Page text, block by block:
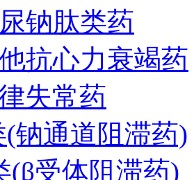
钠肽类药
抗心力衰竭药
失常药
(钠通道阻滞药)
(β受体阻滞药)